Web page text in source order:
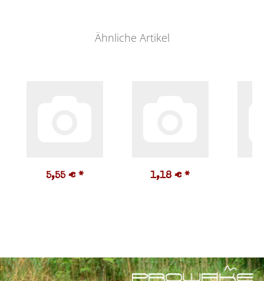
Ähnliche Artikel
5,55 € * 1,18 € *